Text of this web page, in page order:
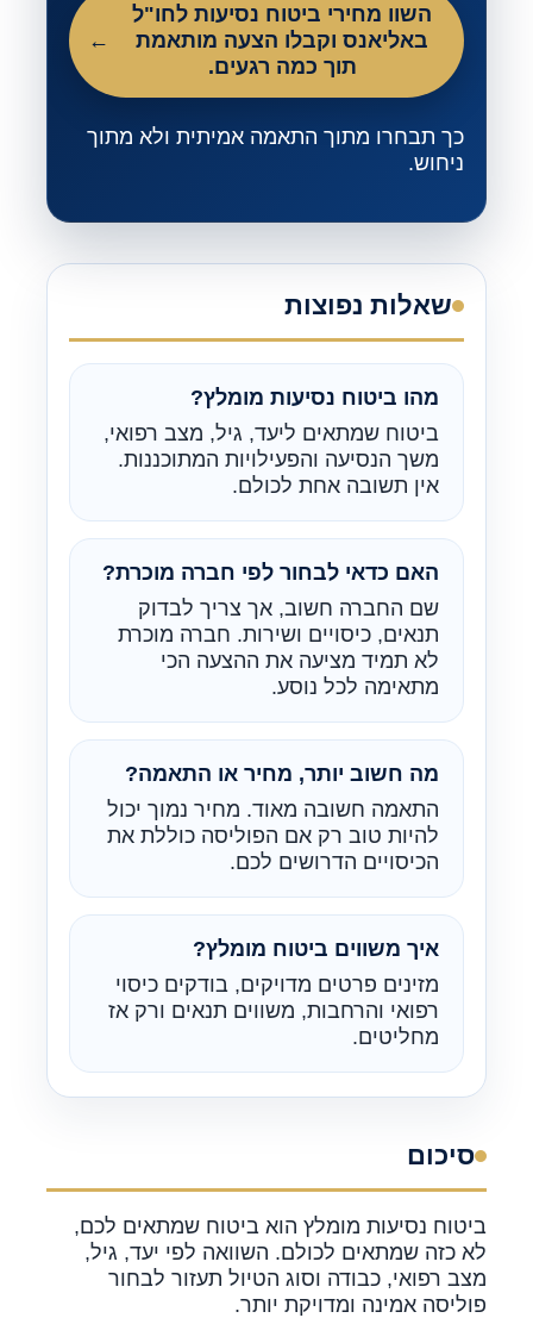
השוו מחירי ביטוח נסיעות לחו"ל
באליאנס וקבלו הצעה מותאמת
תוך כמה רגעים.
כך תבחרו מתוך התאמה אמיתית ולא מתוך
ניחוש.
שאלות נפוצות
מהו ביטוח נסיעות מומלץ?
ביטוח שמתאים ליעד, גיל, מצב רפואי,
משך הנסיעה והפעילויות המתוכננות.
אין תשובה אחת לכולם.
האם כדאי לבחור לפי חברה מוכרת?
שם החברה חשוב, אך צריך לבדוק
תנאים, כיסויים ושירות. חברה מוכרת
לא תמיד מציעה את ההצעה הכי
מתאימה לכל נוסע.
מה חשוב יותר, מחיר או התאמה?
התאמה חשובה מאוד. מחיר נמוך יכול
להיות טוב רק אם הפוליסה כוללת את
הכיסויים הדרושים לכם.
איך משווים ביטוח מומלץ?
מזינים פרטים מדויקים, בודקים כיסוי
רפואי והרחבות, משווים תנאים ורק אז
מחליטים.
סיכום
ביטוח נסיעות מומלץ הוא ביטוח שמתאים לכם,
לא כזה שמתאים לכולם. השוואה לפי יעד, גיל,
מצב רפואי, כבודה וסוג הטיול תעזור לבחור
פוליסה אמינה ומדויקת יותר.